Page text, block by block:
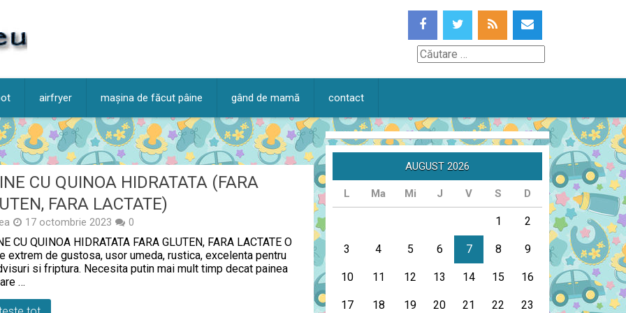
Căutare
airfryer mașina de făcut pâine gând de mamă contact
CU QUINOA HIDRATATA (FARA
FARA LACTATE)
17 octombrie 2023 0
CU QUINOA HIDRATATA FARA GLUTEN, FARA LACTATE O
extrem de gustosa, usor umeda, rustica, excelenta pentru
si friptura. Necesita putin mai mult timp decat painea
…
AUGUST 2026
L Ma Mi J V S D
1 2
3 4 5 6 7 8 9
10 11 12 13 14 15 16
17 18 19 20 21 22 23